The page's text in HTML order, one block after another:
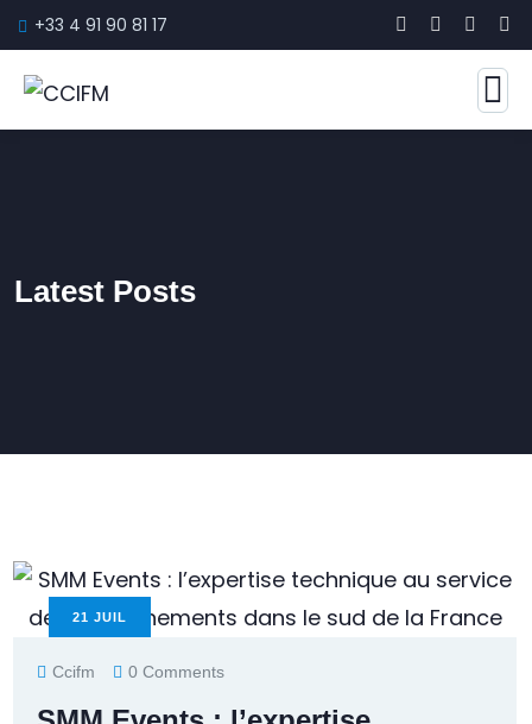
+33 4 91 90 81 17
Latest Posts
21 JUIL
Ccifm 0 Comments